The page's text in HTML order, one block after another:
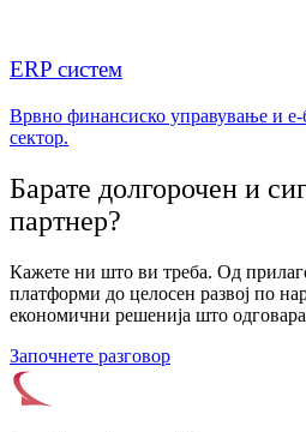
ERP систем
Врвно финансиско управување и е-
сектор.
Барате долгорочен и
партнер?
Кажете ни што ви треба. Од
платформи до целосен развој по
економични решенија што
Започнете разговор